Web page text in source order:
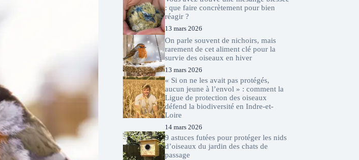
: que faire concrètement pour bien
réagir ?
13 mars 2026
On parle souvent de nichoirs, mais
rarement de cet aliment clé pour la
survie des oiseaux en hiver
13 mars 2026
« Si on ne les avait pas protégés,
aucun jeune à l’envol » : comment la
Ligue de protection des oiseaux
défend la biodiversité en Indre-et-
Loire
14 mars 2026
9 astuces futées pour protéger les nids
d’oiseaux du jardin des chats de
passage